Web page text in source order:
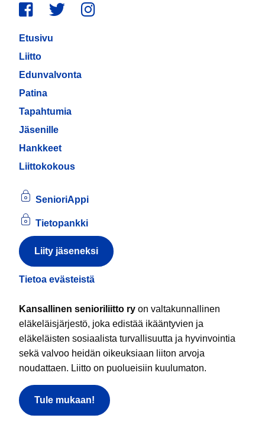
Facebook
TwitterInstagram
Etusivu
Liitto
Edunvalvonta
Patina
Tapahtumia
Jäsenille
Hankkeet
Liittokokous
SenioriAppi
Tietopankki
Liity jäseneksi
Tietoa evästeistä
Kansallinen senioriliitto ry on valtakunnallinen
eläkeläisjärjestö, joka edistää ikääntyvien ja
eläkeläisten sosiaalista turvallisuutta ja hyvinvointia
sekä valvoo heidän oikeuksiaan liiton arvoja
noudattaen. Liitto on puolueisiin kuulumaton.
Tule mukaan!